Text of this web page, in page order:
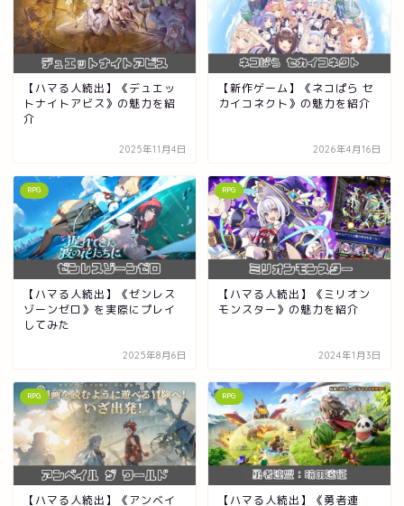
【ハマる人続出】《デュエッ
トナイトアビス》の魅力を紹
介
2025年11月4日
【新作ゲーム】《ネコぱら セ
カイコネクト》の魅力を紹介
2026年4月16日
RPG
【ハマる人続出】《ゼンレス
ゾーンゼロ》を実際にプレイ
してみた
2025年8月6日
RPG
【ハマる人続出】《ミリオン
モンスター》の魅力を紹介
2024年1月3日
RPG
【ハマる人続出】《アンベイ
RPG
【ハマる人続出】《勇者連
RPG
ストラテジー